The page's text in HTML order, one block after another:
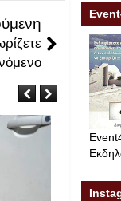
Σεπ